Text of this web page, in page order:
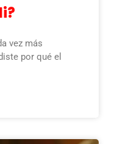
vez más
por qué el